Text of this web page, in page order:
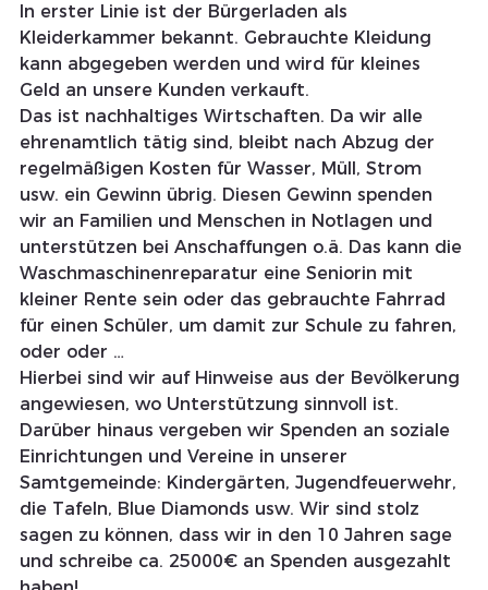
In erster Linie ist der Bürgerladen als
Kleiderkammer bekannt. Gebrauchte Kleidung
kann abgegeben werden und wird für kleines
Geld an unsere Kunden verkauft.
Das ist nachhaltiges Wirtschaften. Da wir alle
ehrenamtlich tätig sind, bleibt nach Abzug der
regelmäßigen Kosten für Wasser, Müll, Strom
usw. ein Gewinn übrig. Diesen Gewinn spenden
wir an Familien und Menschen in Notlagen und
unterstützen bei Anschaffungen o.ä. Das kann die
Waschmaschinenreparatur eine Seniorin mit
kleiner Rente sein oder das gebrauchte Fahrrad
für einen Schüler, um damit zur Schule zu fahren,
oder oder …
Hierbei sind wir auf Hinweise aus der Bevölkerung
angewiesen, wo Unterstützung sinnvoll ist.
Darüber hinaus vergeben wir Spenden an soziale
Einrichtungen und Vereine in unserer
Samtgemeinde: Kindergärten, Jugendfeuerwehr,
die Tafeln, Blue Diamonds usw. Wir sind stolz
sagen zu können, dass wir in den 10 Jahren sage
und schreibe ca. 25000€ an Spenden ausgezahlt